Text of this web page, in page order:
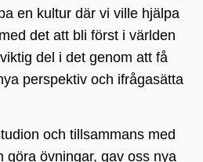
en kultur där vi ville hjälpa
det att bli först i världen
del i det genom att få
perspektiv och ifrågasätta
och tillsammans med
göra övningar, gav oss nya